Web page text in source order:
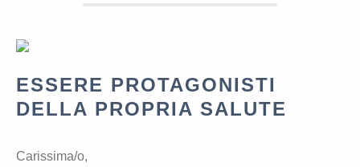
ESSERE PROTAGONISTI
DELLA PROPRIA SALUTE
Carissima/o,